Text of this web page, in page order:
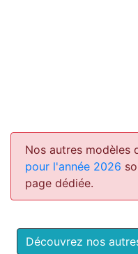
Nos autres modèles
pour l'année 2026
page dédiée.
Découvrez nos